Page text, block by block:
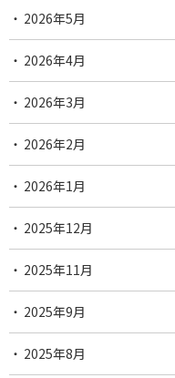
2026年5月
2026年4月
2026年3月
2026年2月
2026年1月
2025年12月
2025年11月
2025年9月
2025年8月